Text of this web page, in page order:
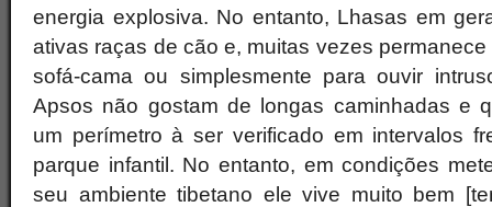
energia explosiva. No entanto, Lhasas em
ativas raças de cão e, muitas vezes
sofá-cama ou simplesmente para ouvir
Apsos não gostam de longas caminhadas e
um perímetro à ser verificado em intervalos
parque infantil. No entanto, em condições
seu ambiente tibetano ele vive muito bem